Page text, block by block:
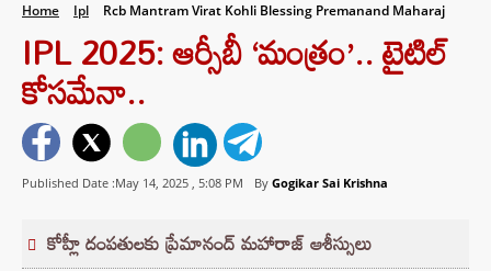
Home Ipl Rcb Mantram Virat Kohli Blessing Premanand Maharaj
IPL 2025: ఆర్సీబీ ‘మంత్రం’.. టైటిల్
కోసమేనా..
Published Date :May 14, 2025 , 5:08 PM By Gogikar Sai Krishna
కోహ్లీ దంపతులకు ప్రేమానంద్ మహారాజ్ ఆశీస్సులు